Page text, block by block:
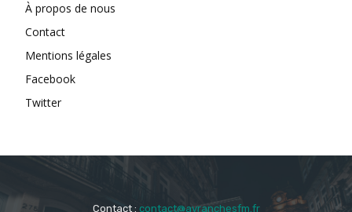
À propos de nous
Contact
Mentions légales
Facebook
Twitter
Contact : contact@avranchesfm.fr